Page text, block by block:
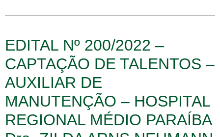
EDITAL Nº 200/2022 –
CAPTAÇÃO DE TALENTOS –
AUXILIAR DE
MANUTENÇÃO – HOSPITAL
REGIONAL MÉDIO PARAÍBA